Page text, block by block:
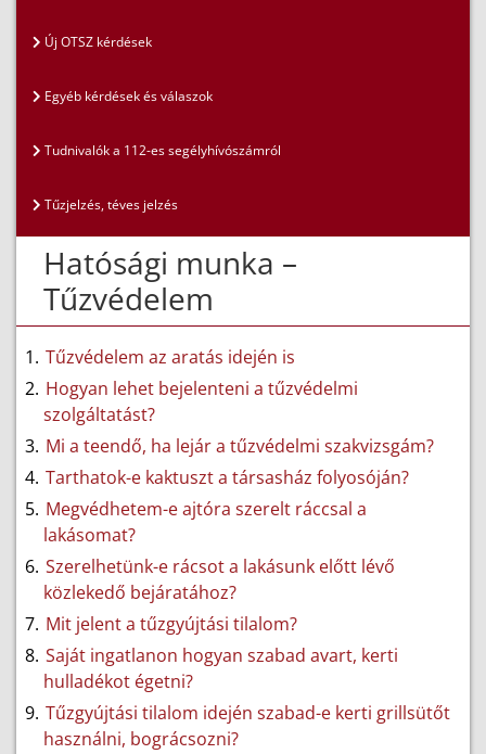
Új OTSZ kérdések
Egyéb kérdések és válaszok
Tudnivalók a 112-es segélyhívószámról
Tűzjelzés, téves jelzés
Hatósági munka –
Tűzvédelem
Tűzvédelem az aratás idején is
Hogyan lehet bejelenteni a tűzvédelmi
szolgáltatást?
Mi a teendő, ha lejár a tűzvédelmi szakvizsgám?
Tarthatok-e kaktuszt a társasház folyosóján?
Megvédhetem-e ajtóra szerelt ráccsal a
lakásomat?
Szerelhetünk-e rácsot a lakásunk előtt lévő
közlekedő bejáratához?
Mit jelent a tűzgyújtási tilalom?
Saját ingatlanon hogyan szabad avart, kerti
hulladékot égetni?
Tűzgyújtási tilalom idején szabad-e kerti grillsütőt
használni, bográcsozni?